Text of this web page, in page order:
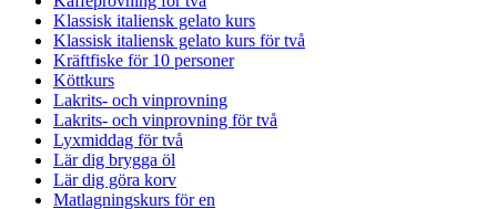
Klassisk italiensk gelato kurs
Klassisk italiensk gelato kurs för två
Kräftfiske för 10 personer
Köttkurs
Lakrits- och vinprovning
Lakrits- och vinprovning för två
Lyxmiddag för två
Lär dig brygga öl
Lär dig göra korv
Matlagningskurs för en